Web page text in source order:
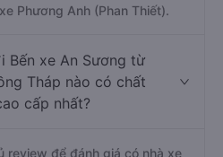
Phương Anh (Phan Thiết).
Bến xe An Sương từ
Tháp nào có chất
cấp nhất?
review để đánh giá có nhà xe